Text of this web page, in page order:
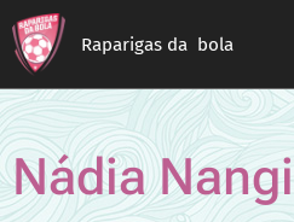
Raparigas da bola
Nádia Nangi